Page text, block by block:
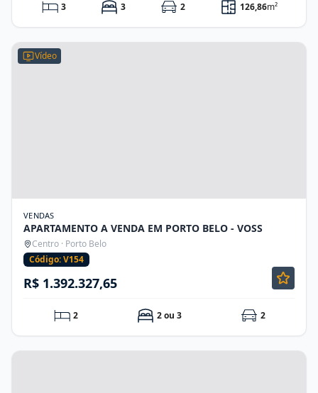
3 3 2 126,86m²
Vídeo
VENDAS
APARTAMENTO A VENDA EM PORTO BELO - VOSS
Centro · Porto Belo
Código: V154
R$ 1.392.327,65
2 2 ou 3 2